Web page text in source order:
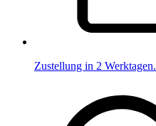
Zustellung in 2 Werktagen.